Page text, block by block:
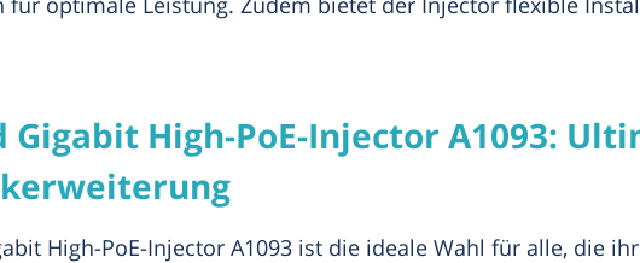
Gigabit High-PoE-Injector A1093:
High-PoE-Injector A1093 ist die ideale Wahl für alle, die